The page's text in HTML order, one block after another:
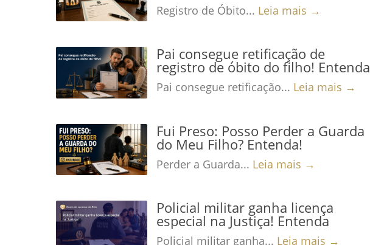
Registro de Óbito... Leia mais →
Pai consegue retificação de
registro de óbito do filho! Entenda
Pai consegue retificação... Leia mais →
Fui Preso: Posso Perder a Guarda
do Meu Filho? Entenda!
Perder a Guarda... Leia mais →
Policial militar ganha licença
especial na Justiça! Entenda
Policial militar ganha... Leia mais →